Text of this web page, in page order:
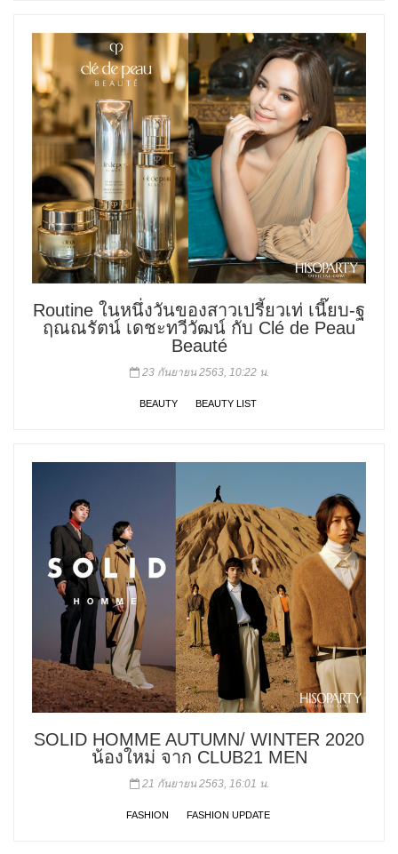
Routine ในหนึ่งวันของสาวเปรี้ยวเท่ เนี๊ยบ-ฐ
ฤณณรัตน์ เดชะทวีวัฒน์ กับ Clé de Peau
Beauté
23 กันยายน 2563, 10:22 น.
BEAUTY BEAUTY LIST
SOLID HOMME AUTUMN/ WINTER 2020
น้องใหม่ จาก CLUB21 MEN
21 กันยายน 2563, 16:01 น.
FASHION FASHION UPDATE